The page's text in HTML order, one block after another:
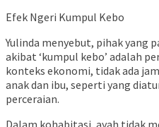
Efek Ngeri Kumpul Kebo
Yulinda menyebut, pihak yang
akibat ‘kumpul kebo’ adalah
konteks ekonomi, tidak ada
anak dan ibu, seperti yang
perceraian.